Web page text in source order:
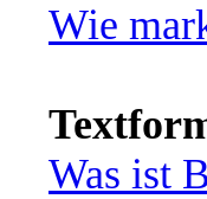
Wie
Was ist